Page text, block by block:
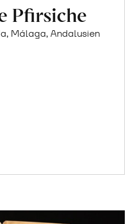
Pfirsiche
Málaga, Andalusien